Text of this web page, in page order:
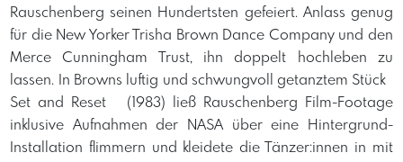
Rauschenberg seinen Hundertsten gefeiert. Anlass genug
für die New Yorker Trisha Brown Dance Company und den
Merce Cunningham Trust, ihn doppelt hochleben zu
lassen. In Browns luftig und schwungvoll getanztem Stück
Set and Reset (1983) ließ Rauschenberg Film-Footage
inklusive Aufnahmen der NASA über eine Hintergrund-
Installation flimmern und kleidete die Tänzer:innen in mit